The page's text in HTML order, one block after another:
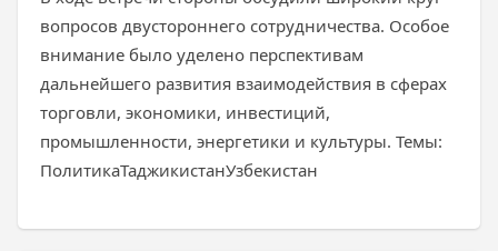
вопросов двустороннего сотрудничества. Особое
внимание было уделено перспективам
дальнейшего развития взаимодействия в сферах
торговли, экономики, инвестиций,
промышленности, энергетики и культуры. Темы:
ПолитикаТаджикистанУзбекистан